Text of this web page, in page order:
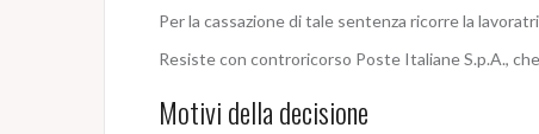
Per la cassazione di tale sentenza ricorre la
Resiste con controricorso Poste Italiane S.p.A.,
Motivi della decisione